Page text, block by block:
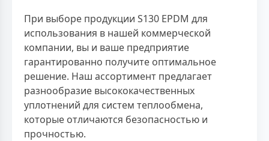
При выборе продукции S130 EPDM для
использования в нашей коммерческой
компании, вы и ваше предприятие
гарантированно получите оптимальное
решение. Наш ассортимент предлагает
разнообразие высококачественных
уплотнений для систем теплообмена,
которые отличаются безопасностью и
прочностью.